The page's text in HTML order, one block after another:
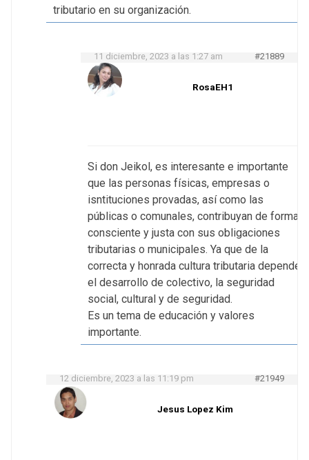
tributario en su organización.
11 diciembre, 2023 a las 1:27 am #21889
RosaEH1
Si don Jeikol, es interesante e importante
que las personas físicas, empresas o
isntituciones provadas, así como las
públicas o comunales, contribuyan de forma
consciente y justa con sus obligaciones
tributarias o municipales. Ya que de la
correcta y honrada cultura tributaria depende
el desarrollo de colectivo, la seguridad
social, cultural y de seguridad.
Es un tema de educación y valores
importante.
12 diciembre, 2023 a las 11:19 pm #21949
Jesus Lopez Kim